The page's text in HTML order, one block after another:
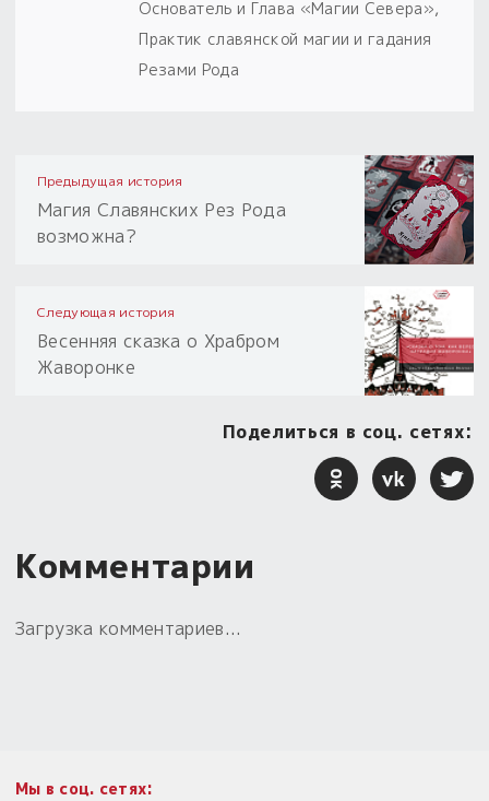
Основатель и Глава «Магии Севера»,
Практик славянской магии и гадания
Резами Рода
Предыдущая история
Магия Славянских Рез Рода
возможна?
Следующая история
Весенняя сказка о Храбром
Жаворонке
Поделиться в соц. сетях:
Комментарии
Загрузка комментариев...
Мы в соц. сетях: